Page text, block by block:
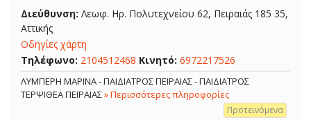
Διεύθυνση: Λεωφ. Ηρ. Πολυτεχνείου 62, Πειραιάς 185 35,
Αττικής
Οδηγίες χάρτη
Τηλέφωνο: 2104512468 Κινητό: 6972217526
ΛΥΜΠΕΡΗ ΜΑΡΙΝΑ - ΠΑΙΔΙΑΤΡΟΣ ΠΕΙΡΑΙΑΣ - ΠΑΙΔΙΑΤΡΟΣ
ΤΕΡΨΙΘΕΑ ΠΕΙΡΑΙΑΣ» Περισσότερες πληροφορίες
Προτεινόμενα